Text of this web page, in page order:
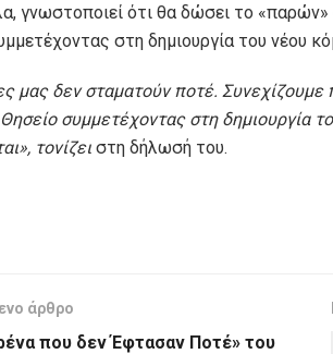
γνωστοποιεί ότι θα δώσει το
στη δημιουργία του νέου
μας δεν σταματούν ποτέ. Συνεχίζουμε
Θησείο συμμετέχοντας στη δημιουργία
τονίζει στη δήλωσή του.
άρθρο
που δεν Έφτασαν Ποτέ» του